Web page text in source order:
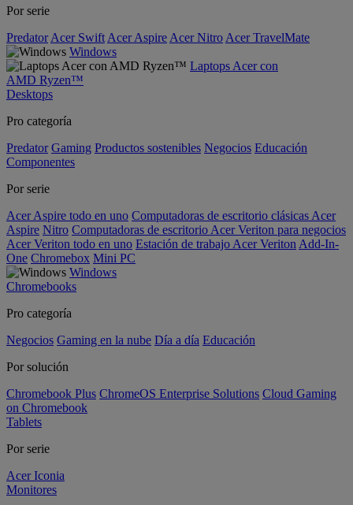
Por serie
Predator Acer Swift Acer Aspire Acer Nitro Acer TravelMate
Windows
Laptops Acer con
AMD Ryzen™
Desktops
Pro categoría
Predator Gaming Productos sostenibles Negocios Educación
Componentes
Por serie
Acer Aspire todo en uno Computadoras de escritorio clásicas Acer
Aspire Nitro Computadoras de escritorio Acer Veriton para negocios
Acer Veriton todo en uno Estación de trabajo Acer Veriton Add-In-
One Chromebox Mini PC
Windows
Chromebooks
Pro categoría
Negocios Gaming en la nube Día a día Educación
Por solución
Chromebook Plus ChromeOS Enterprise Solutions Cloud Gaming
on Chromebook
Tablets
Por serie
Acer Iconia
Monitores